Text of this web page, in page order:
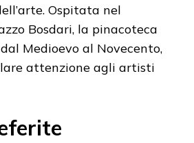
Ospitata nel
Bosdari, la pinacoteca
Medioevo al Novecento,
attenzione agli artisti